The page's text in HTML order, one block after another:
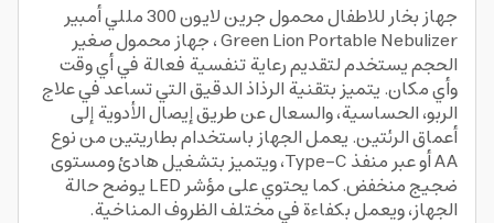
جهاز بخار للاطفال محمول جرين لايون 300 مللي أمبير
Green Lion Portable Nebulizer ، جهاز محمول صغير
الحجم يستخدم لتقديم رعاية تنفسية فعالة في أي وقت
وأي مكان. يتميز بتقنية الرذاذ الدقيق التي تساعد في علاج
الربو، الحساسية، والسعال عن طريق إيصال الأدوية إلى
أعماق الرئتين. يعمل الجهاز باستخدام بطاريتين من نوع
AA أو عبر منفذ Type-C، ويتميز بتشغيل هادئ ومستوى
ضجيج منخفض. كما يحتوي على مؤشر LED يوضح حالة
الجهاز، ويعمل بكفاءة في مختلف الظروف المناخية.